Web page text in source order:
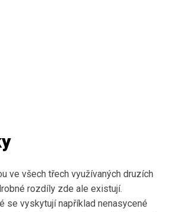
ve všech třech využívaných druzích
rozdíly zde ale existují.
se vyskytují například nenasycené